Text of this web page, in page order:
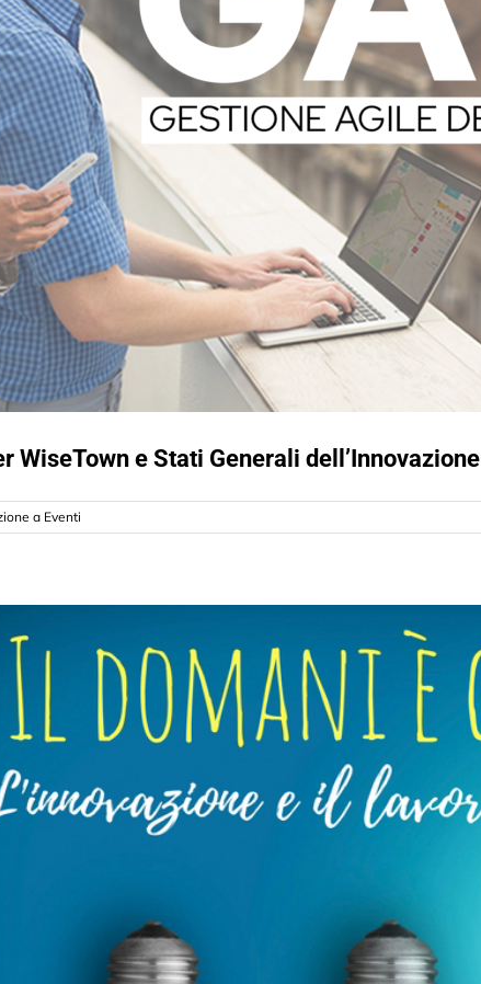
WiseTown e Stati Generali dell’Innovazione
a Eventi